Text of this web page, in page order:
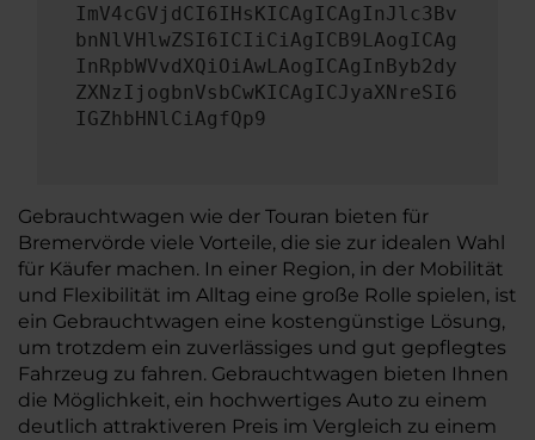
ImV4cGVjdCI6IHsKICAgICAgInJlc3Bv
bnNlVHlwZSI6ICIiCiAgICB9LAogICAg
InRpbWVvdXQiOiAwLAogICAgInByb2dy
ZXNzIjogbnVsbCwKICAgICJyaXNreSI6
IGZhbHNlCiAgfQp9
Gebrauchtwagen wie der Touran bieten für
Bremervörde viele Vorteile, die sie zur idealen Wahl
für Käufer machen. In einer Region, in der Mobilität
und Flexibilität im Alltag eine große Rolle spielen, ist
ein Gebrauchtwagen eine kostengünstige Lösung,
um trotzdem ein zuverlässiges und gut gepflegtes
Fahrzeug zu fahren. Gebrauchtwagen bieten Ihnen
die Möglichkeit, ein hochwertiges Auto zu einem
deutlich attraktiveren Preis im Vergleich zu einem